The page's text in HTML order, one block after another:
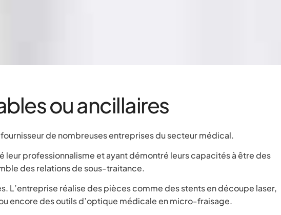
ou ancillaires
de nombreuses entreprises du secteur médical.
professionnalisme et ayant démontré leurs capacités à être des
des relations de sous-traitance.
L’entreprise réalise des pièces comme des stents en découpe laser,
encore des outils d’optique médicale en micro-fraisage.